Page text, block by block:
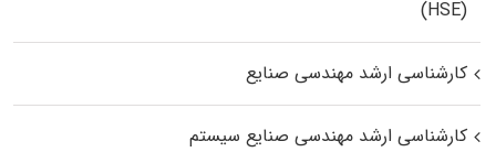
(HSE)
کارشناسی ارشد مهندسی صنایع
کارشناسی ارشد مهندسی صنایع سیستم